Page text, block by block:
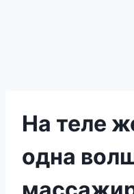
На теле
одна